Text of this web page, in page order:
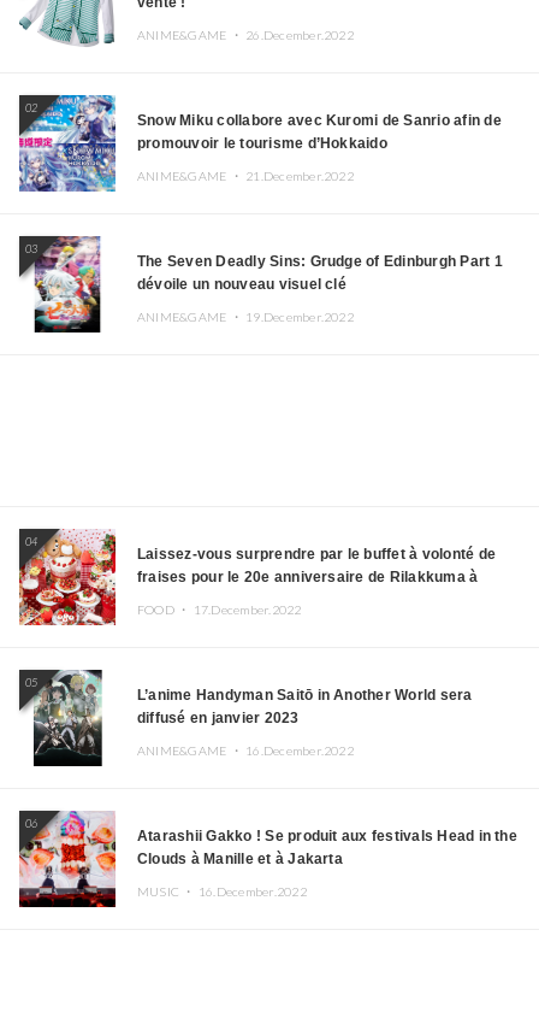
ANIME&GAME ・ 26.December.2022
02
Snow Miku collabore avec Kuromi de Sanrio afin de
promouvoir le tourisme d’Hokkaido
ANIME&GAME ・ 21.December.2022
03
The Seven Deadly Sins: Grudge of Edinburgh Part 1
dévoile un nouveau visuel clé
ANIME&GAME ・ 19.December.2022
04
Laissez-vous surprendre par le buffet à volonté de
fraises pour le 20e anniversaire de Rilakkuma à
FOOD ・ 17.December.2022
05
L’anime Handyman Saitō in Another World sera
diffusé en janvier 2023
ANIME&GAME ・ 16.December.2022
06
Atarashii Gakko ! Se produit aux festivals Head in the
Clouds à Manille et à Jakarta
MUSIC ・ 16.December.2022